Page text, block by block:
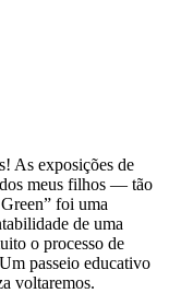
As exposições de
meus filhos — tão
foi uma
de uma
o processo de
passeio educativo
voltaremos.